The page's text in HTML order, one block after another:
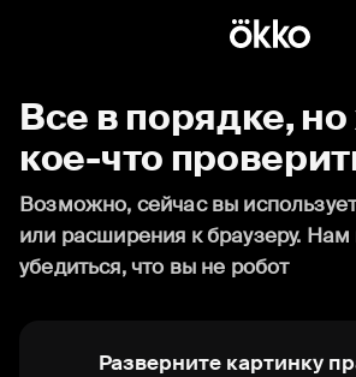
Все в порядке,
кое-что
Возможно, сейчас вы
или расширения к браузеру.
убедиться, что вы не робот
Разверните картинку